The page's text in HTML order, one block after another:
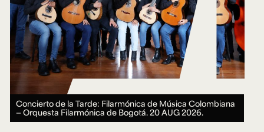
Concierto de la Tarde: Filarmónica de Música Colombiana
— Orquesta Filarmónica de Bogotá.20 AUG 2026.